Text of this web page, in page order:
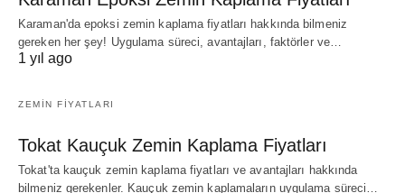
Karaman'da epoksi zemin kaplama fiyatları hakkında bilmeniz
gereken her şey! Uygulama süreci, avantajları, faktörler ve…
1 yıl ago
ZEMIN FIYATLARI
Tokat Kauçuk Zemin Kaplama Fiyatları
Tokat'ta kauçuk zemin kaplama fiyatları ve avantajları hakkında
bilmeniz gerekenler. Kauçuk zemin kaplamaların uygulama süreci…